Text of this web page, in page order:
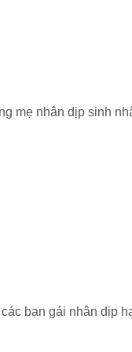
mẹ nhân dịp sinh
bạn gái nhân dịp